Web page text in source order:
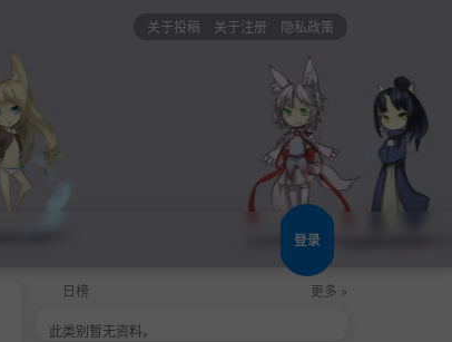
关于投稿 关于注册 隐私政策
登录
日榜 更多 »
此类别暂无资料。